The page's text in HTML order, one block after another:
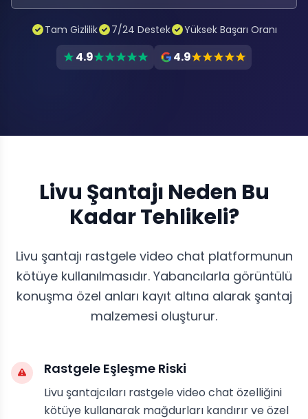
Tam Gizlilik 7/24 Destek Yüksek Başarı Oranı
4.9 4.9
Livu Şantajı Neden Bu
Kadar Tehlikeli?
Livu şantajı rastgele video chat platformunun
kötüye kullanılmasıdır. Yabancılarla görüntülü
konuşma özel anları kayıt altına alarak şantaj
malzemesi oluşturur.
Rastgele Eşleşme Riski
Livu şantajcıları rastgele video chat özelliğini
kötüye kullanarak mağdurları kandırır ve özel